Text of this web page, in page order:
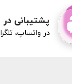
پشتیبانی
در واتساپ،